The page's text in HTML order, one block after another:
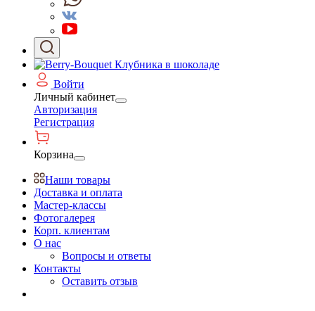
Войти
Личный кабинет
Авторизация
Регистрация
Корзина
Наши товары
Доставка и оплата
Мастер-классы
Фотогалерея
Корп. клиентам
О нас
Вопросы и ответы
Контакты
Оставить отзыв